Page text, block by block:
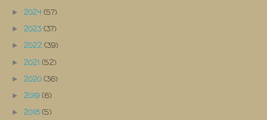
► 2024 (57)
► 2023 (37)
► 2022 (39)
► 2021 (52)
► 2020 (36)
► 2019 (6)
► 2018 (5)